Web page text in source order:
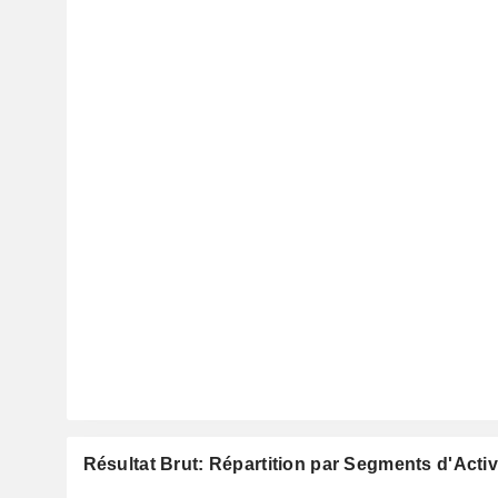
Résultat Brut: Répartition par Segments